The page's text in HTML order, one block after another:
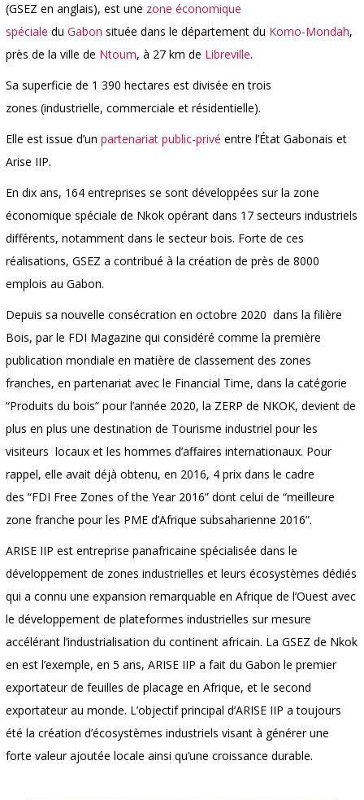
(GSEZ en anglais), est une zone économique
spéciale du Gabon située dans le département du Komo-Mondah,
près de la ville de Ntoum, à 27 km de Libreville.
Sa superficie de 1 390 hectares est divisée en trois
zones (industrielle, commerciale et résidentielle).
Elle est issue d’un partenariat public-privé entre l’État Gabonais et
Arise IIP.
En dix ans, 164 entreprises se sont développées sur la zone
économique spéciale de Nkok opérant dans 17 secteurs industriels
différents, notamment dans le secteur bois. Forte de ces
réalisations, GSEZ a contribué à la création de près de 8000
emplois au Gabon.
Depuis sa nouvelle consécration en octobre 2020 dans la filière
Bois, par le FDI Magazine qui considéré comme la première
publication mondiale en matière de classement des zones
franches, en partenariat avec le Financial Time, dans la catégorie
“Produits du bois” pour l’année 2020, la ZERP de NKOK, devient de
plus en plus une destination de Tourisme industriel pour les
visiteurs locaux et les hommes d’affaires internationaux. Pour
rappel, elle avait déjà obtenu, en 2016, 4 prix dans le cadre
des “FDI Free Zones of the Year 2016” dont celui de “meilleure
zone franche pour les PME d’Afrique subsaharienne 2016”.
ARISE IIP est entreprise panafricaine spécialisée dans le
développement de zones industrielles et leurs écosystèmes dédiés
qui a connu une expansion remarquable en Afrique de l’Ouest avec
le développement de plateformes industrielles sur mesure
accélérant l’industrialisation du continent africain. La GSEZ de Nkok
en est l’exemple, en 5 ans, ARISE IIP a fait du Gabon le premier
exportateur de feuilles de placage en Afrique, et le second
exportateur au monde. L’objectif principal d’ARISE IIP a toujours
été la création d’écosystèmes industriels visant à générer une
forte valeur ajoutée locale ainsi qu’une croissance durable.